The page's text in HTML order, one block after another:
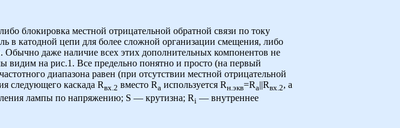
блокировка местной отрицательной обратной связи по току
в катодной цепи для более сложной организации смещения, либо
даже наличие всех этих дополнительных компонентов не
видим на рис.1. Все предельно понятно и просто (на первый
диапазона равен (при отсутствии местной отрицательной
следующего каскада Rвх.2 вместо Ra используется Rн.экв=Ra||Rвх.2, а
лампы по напряжению; S — крутизна; Ri — внутреннее